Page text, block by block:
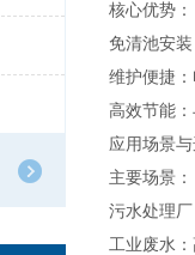
核心优势 ‌：
免清池安装
维护便捷
高效节能
应用场景
主要场景 ‌：
污水处理
工业废水